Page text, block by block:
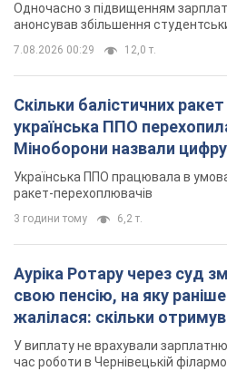
Одночасно з підвищенням
анонсував збільшення
7.08.2026 00:29 12,0 т.
Скільки балістичних ракет
українська ППО
Міноборони назвали цифру
Українська ППО працювала в
ракет-перехоплювачів
3 години тому 6,2 т.
Ауріка Ротару через суд
свою пенсію, на яку раніше
жалілася: скільки
співачка
У виплату не врахували
час роботи в Чернівецькій